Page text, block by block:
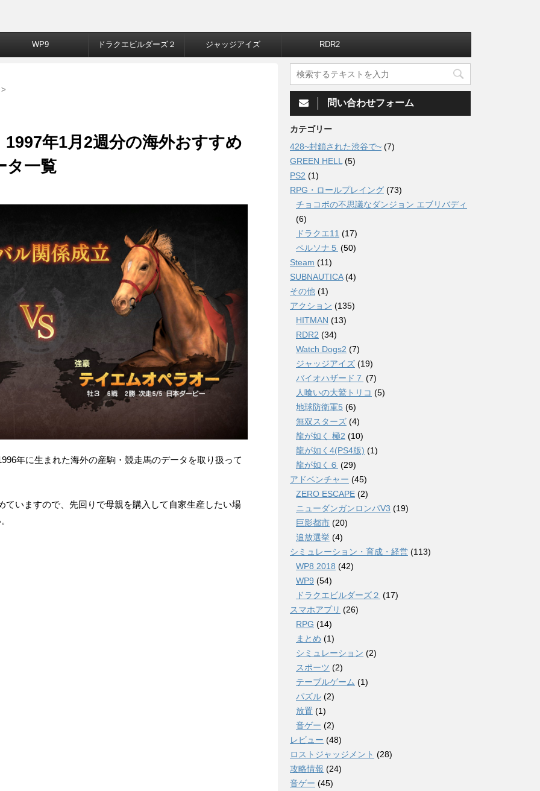
WP9 ドラクエビルダーズ２ ジャッジアイズ RDR2
>
年1月2週分の海外おすすめ
タ一覧
年に生まれた海外の産駒・競走馬のデータを取り扱って
ていますので、先回りで母親を購入して自家生産したい場
問い合わせフォーム
カテゴリー
428~封鎖された渋谷で~ (7)
GREEN HELL (5)
PS2 (1)
RPG・ロールプレイング (73)
チョコボの不思議なダンジョン エブリバディ
(6)
ドラクエ11 (17)
ペルソナ５ (50)
Steam (11)
SUBNAUTICA(4)
その他 (1)
アクション (135)
HITMAN (13)
RDR2 (34)
Watch Dogs2 (7)
ジャッジアイズ (19)
バイオハザード７ (7)
人喰いの大鷲トリコ (5)
地球防衛軍5 (6)
無双スターズ (4)
龍が如く 極2 (10)
龍が如く4(PS4版) (1)
龍が如く６ (29)
アドベンチャー (45)
ZERO ESCAPE (2)
ニューダンガンロンパV3 (19)
巨影都市 (20)
追放選挙 (4)
シミュレーション・育成・経営 (113)
WP8 2018 (42)
WP9 (54)
ドラクエビルダーズ２ (17)
スマホアプリ (26)
RPG (14)
まとめ (1)
シミュレーション (2)
スポーツ (2)
テーブルゲーム (1)
パズル (2)
放置 (1)
音ゲー (2)
レビュー (48)
ロストジャッジメント (28)
攻略情報 (24)
音ゲー (45)